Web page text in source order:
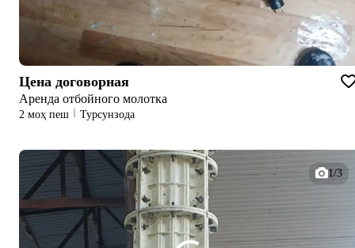
Цена договорная
Аренда отбойного молотка
2 моҳ пеш Турсунзода
1/3